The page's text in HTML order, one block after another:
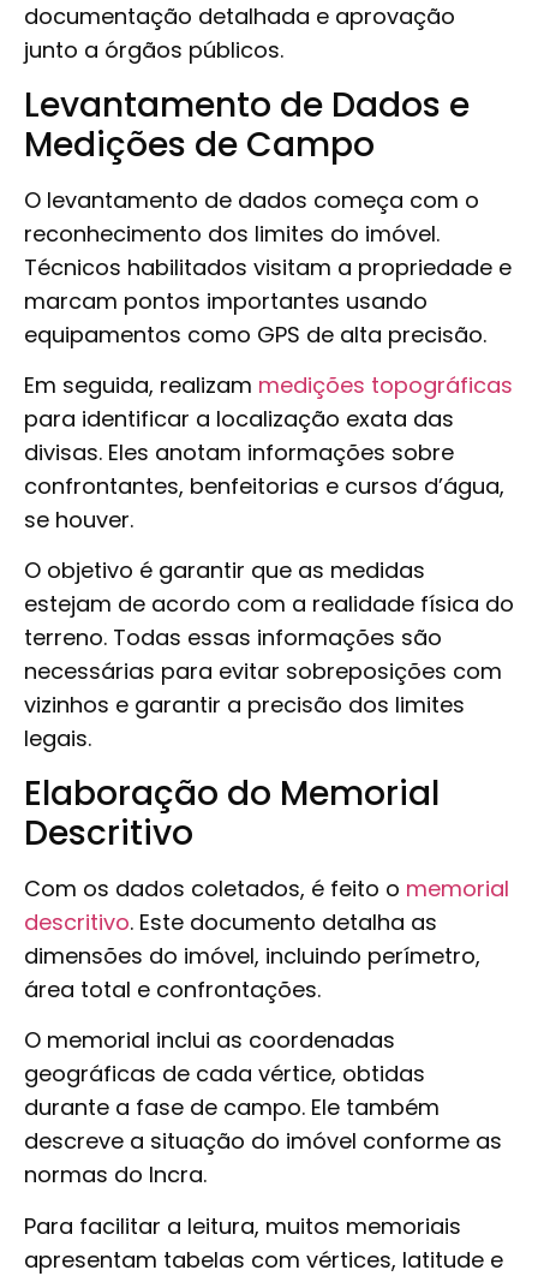
documentação detalhada e aprovação
junto a órgãos públicos.
Levantamento de Dados e
Medições de Campo
O levantamento de dados começa com o
reconhecimento dos limites do imóvel.
Técnicos habilitados visitam a propriedade e
marcam pontos importantes usando
equipamentos como GPS de alta precisão.
Em seguida, realizam medições topográficas
para identificar a localização exata das
divisas. Eles anotam informações sobre
confrontantes, benfeitorias e cursos d’água,
se houver.
O objetivo é garantir que as medidas
estejam de acordo com a realidade física do
terreno. Todas essas informações são
necessárias para evitar sobreposições com
vizinhos e garantir a precisão dos limites
legais.
Elaboração do Memorial
Descritivo
Com os dados coletados, é feito o memorial
descritivo. Este documento detalha as
dimensões do imóvel, incluindo perímetro,
área total e confrontações.
O memorial inclui as coordenadas
geográficas de cada vértice, obtidas
durante a fase de campo. Ele também
descreve a situação do imóvel conforme as
normas do Incra.
Para facilitar a leitura, muitos memoriais
apresentam tabelas com vértices, latitude e